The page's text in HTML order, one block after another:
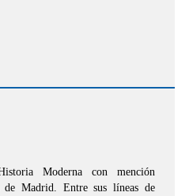
Moderna con mención
de Madrid. Entre sus líneas de